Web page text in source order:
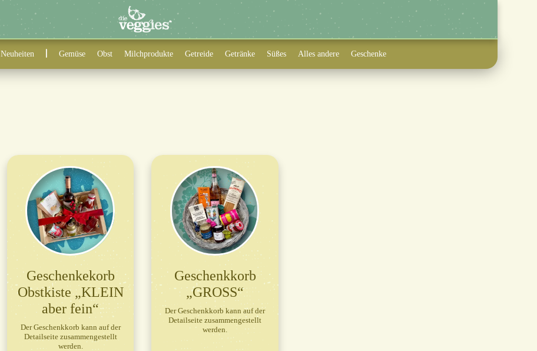
Neuheiten Gemüse Obst Milchprodukte Getreide Getränke Süßes Alles andere Geschenke
Geschenkekorb
Obstkiste „KLEIN
aber fein“
Der Geschenkkorb kann auf der
Detailseite zusammengestellt
werden.
Geschenkkorb
„GROSS“
Der Geschenkkorb kann auf der
Detailseite zusammengestellt
werden.